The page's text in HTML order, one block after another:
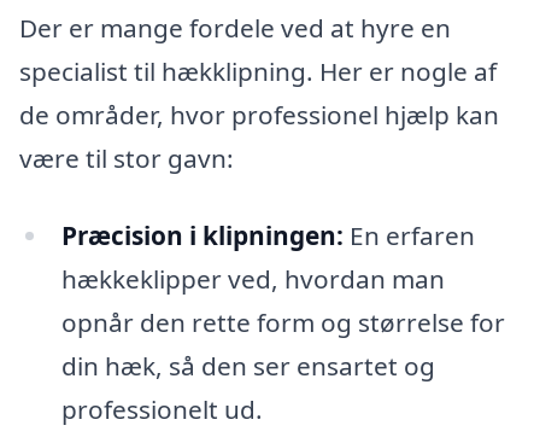
Der er mange fordele ved at hyre en
specialist til hækklipning. Her er nogle af
de områder, hvor professionel hjælp kan
være til stor gavn:
Præcision i klipningen: En erfaren
hækkeklipper ved, hvordan man
opnår den rette form og størrelse for
din hæk, så den ser ensartet og
professionelt ud.